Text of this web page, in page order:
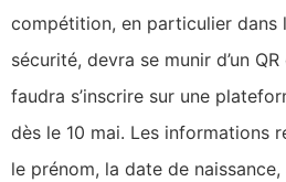
compétition, en particulier dans
sécurité, devra se munir d’un
faudra s’inscrire sur une
dès le 10 mai. Les informations
le prénom, la date de